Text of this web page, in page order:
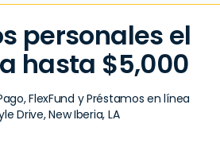
personales el
hasta $5,000
FlexFund y Préstamos en línea
Drive, New Iberia, LA